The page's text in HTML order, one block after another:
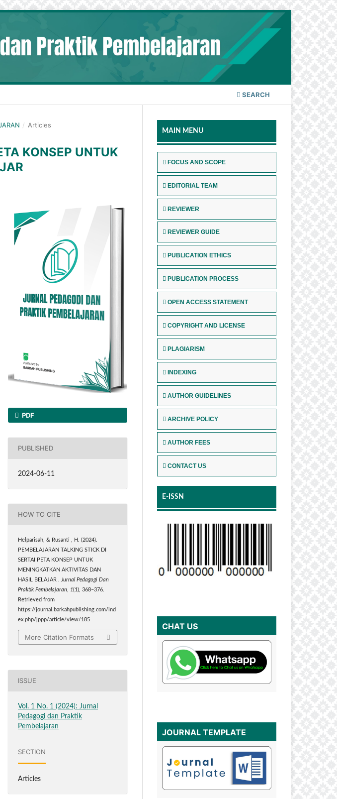
SEARCH
/ Articles
KONSEP UNTUK
PDF
PUBLISHED
2024-06-11
HOW TO CITE
Helparisah, & Rusanti , H. (2024).
PEMBELAJARAN TALKING STICK DI
SERTAI PETA KONSEP UNTUK
MENINGKATKAN AKTIVITAS DAN
HASIL BELAJAR .
Jurnal Pedagogi Dan
Praktik Pembelajaran
1(1), 368–376.
Retrieved from
https://journal.barkahpublishing.com/ind
ex.php/jppp/article/view/185
More Citation Formats
ISSUE
Vol. 1 No. 1 (2024): Jurnal
Pedagogi dan Praktik
Pembelajaran
SECTION
Articles
MAIN MENU
FOCUS AND SCOPE
EDITORIAL TEAM
REVIEWER
REVIEWER GUIDE
PUBLICATION ETHICS
PUBLICATION PROCESS
OPEN ACCESS STATEMENT
COPYRIGHT AND LICENSE
PLAGIARISM
INDEXING
AUTHOR GUIDELINES
ARCHIVE POLICY
AUTHOR FEES
CONTACT US
E-ISSN
CHAT US
JOURNAL TEMPLATE